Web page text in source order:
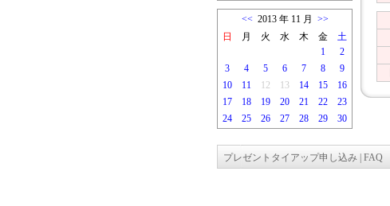
<<2013 年 11 月 >>
日
月 火 水 木 金
土
1
2
3
4 5 6 7 8
9
10
11 12 13 14 15
16
17
18 19 20 21 22
23
24
25 26 27 28 29 30
プレゼントタイアップ申し込み FAQ